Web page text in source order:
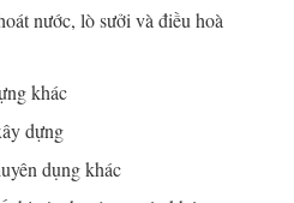
nước, lò sưởi và điều hoà
khác
dựng
dụng khác